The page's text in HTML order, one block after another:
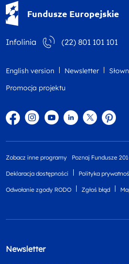
Fundusze Europejskie
Infolinia (22) 801 101 101
English version Newsletter
Promocja projektu
FacebookInstagram
YouTubeLinkedintwitter
Zobacz inne programy Poznaj Fundusze
Deklaracja dostępności Polityka
Odwołanie zgody RODO Zgłoś błąd
Newsletter